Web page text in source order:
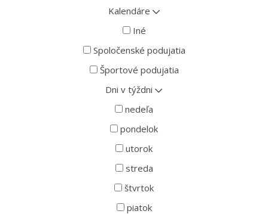
Kalendáre
Iné
Spoločenské podujatia
Športové podujatia
Dni v týždni
nedeľa
pondelok
utorok
streda
štvrtok
piatok